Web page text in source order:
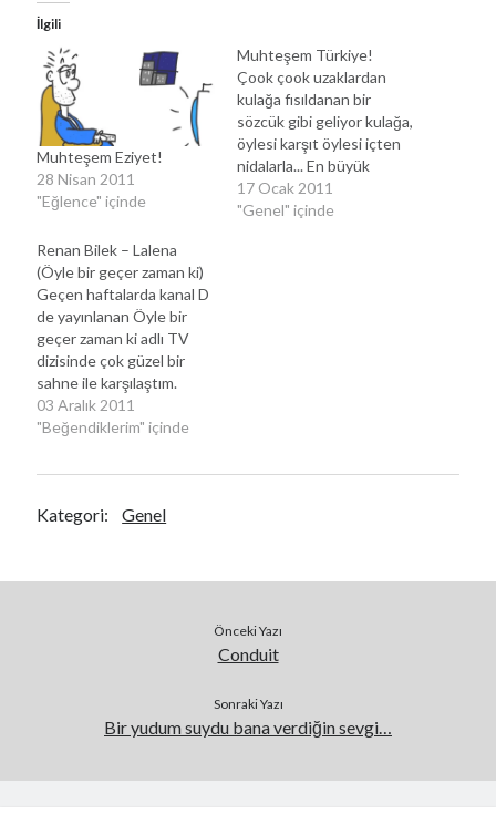
İlgili
Muhteşem Eziyet!
28 Nisan 2011
"Eğlence" içinde
Muhteşem Türkiye!
Çook çook uzaklardan
kulağa fısıldanan bir
sözcük gibi geliyor kulağa,
öylesi karşıt öylesi içten
nidalarla... En büyük
temenni belki muhteşem
olmak herkesin kendisiyle
17 Ocak 2011
"Genel" içinde
Renan Bilek – Lalena
(Öyle bir geçer zaman ki)
Geçen haftalarda kanal D
de yayınlanan Öyle bir
geçer zaman ki adlı TV
dizisinde çok güzel bir
sahne ile karşılaştım.
Dizinin 50. bölümünde
dizideki adıyla Renan Bilek
çok güzel ve unutulmaz
İzlediğim bir dizi değil,
de…
03 Aralık 2011
"Beğendiklerim" içinde
Kategori: Genel
Önceki Yazı
Conduit
Sonraki Yazı
Bir yudum suydu bana verdiğin sevgi…